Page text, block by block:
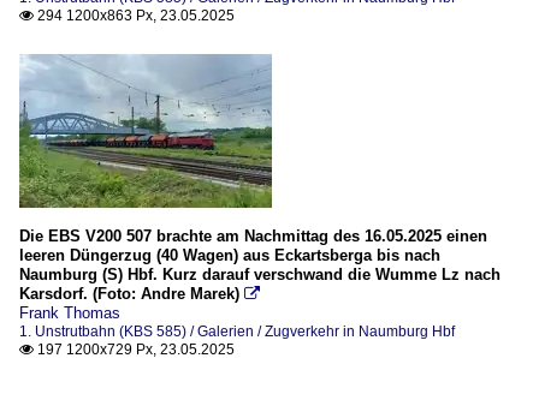
 294 1200x863 Px, 23.05.2025
Die EBS V200 507 brachte am Nachmittag des 16.05.2025 einen
leeren Düngerzug (40 Wagen) aus Eckartsberga bis nach
Naumburg (S) Hbf. Kurz darauf verschwand die Wumme Lz nach
Karsdorf. (Foto: Andre Marek) 
Frank Thomas
1. Unstrutbahn (KBS 585) / Galerien / Zugverkehr in Naumburg Hbf
 197 1200x729 Px, 23.05.2025